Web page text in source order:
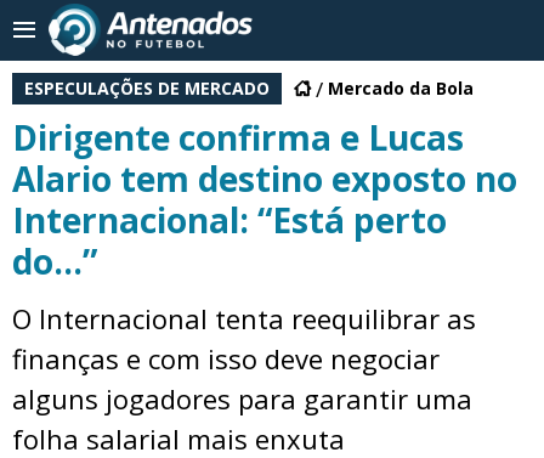
ESPECULAÇÕES DE MERCADO Mercado da Bola
Dirigente confirma e Lucas
Alario tem destino exposto no
Internacional: “Está perto
do...”
O Internacional tenta reequilibrar as
finanças e com isso deve negociar
alguns jogadores para garantir uma
folha salarial mais enxuta